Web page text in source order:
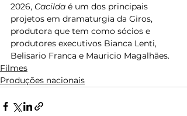
2026, Cacilda é um dos principais
projetos em dramaturgia da Giros,
produtora que tem como sócios e
produtores executivos Bianca Lenti,
Belisario Franca e Mauricio Magalhães.
Filmes
Produções nacionais